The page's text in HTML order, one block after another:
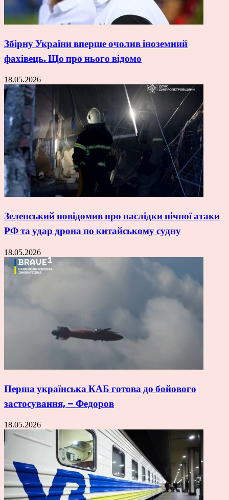
Збірну України вперше очолив іноземний
фахівець. Що про нього відомо
18.05.2026
Зеленський повідомив про наслідки нічної атаки
РФ та удар дрона по китайському судну
18.05.2026
Перша українська КАБ готова до бойового
застосування, – Федоров
18.05.2026